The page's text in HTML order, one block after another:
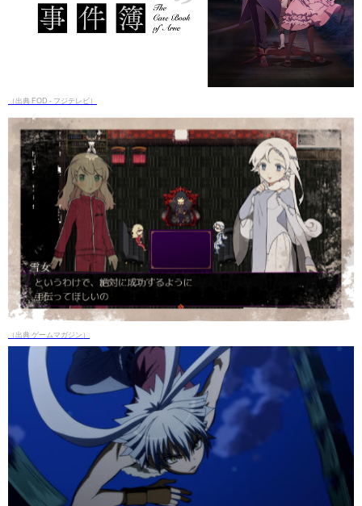
（出典 FOD - フジテレビ）
（出典 ゲームマガジン）